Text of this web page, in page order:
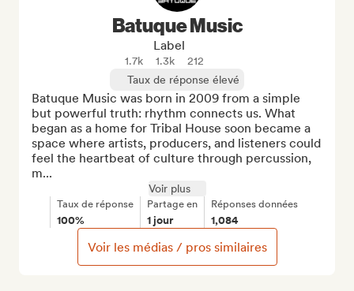
Batuque Music
Label
1.7k 1.3k
212
Taux de réponse élevé
Batuque Music was born in 2009 from a simple
but powerful truth: rhythm connects us. What
began as a home for Tribal House soon became a
space where artists, producers, and listeners could
feel the heartbeat of culture through percussion,
m...
Voir plus
Taux de réponse
100%
Partage en
1 jour
Réponses données
1,084
Voir les médias / pros similaires